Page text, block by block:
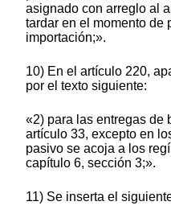
asignado con arreglo al
tardar en el momento de
importación;».
10) En el artículo 220,
por el texto siguiente:
«2) para las entregas de
artículo 33, excepto en
pasivo se acoja a los
capítulo 6, sección 3;».
11) Se inserta el